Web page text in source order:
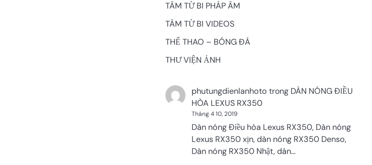
TÂM TỪ BI PHÁP ÂM
TÂM TỪ BI VIDEOS
THỂ THAO – BÓNG ĐÁ
THƯ VIỆN ẢNH
phutungdienlanhoto trong DÀN NÓNG ĐIỀU
HÒA LEXUS RX350
Tháng 4 10, 2019
Dàn nóng Điều hòa Lexus RX350, Dàn nóng
Lexus RX350 xịn, dàn nóng RX350 Denso,
Dàn nóng RX350 Nhật, dàn…